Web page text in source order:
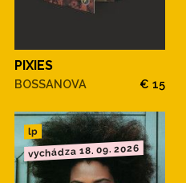
PIXIES
BOSSANOVA € 15
lp
vychádza 18. 09. 2026